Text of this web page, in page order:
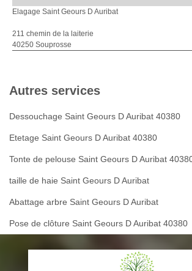
Elagage Saint Geours D Auribat
211 chemin de la laiterie
40250 Souprosse
Autres services
Dessouchage Saint Geours D Auribat 40380
Etetage Saint Geours D Auribat 40380
Tonte de pelouse Saint Geours D Auribat
taille de haie Saint Geours D Auribat
Abattage arbre Saint Geours D Auribat
Pose de clôture Saint Geours D Auribat 40380